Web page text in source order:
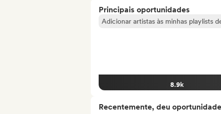
Principais oportunidades
Adicionar artistas às minhas playlists
8.9k
Recentemente, deu